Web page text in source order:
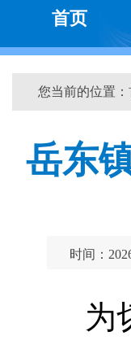
首页
您当前的位置：
岳东
时间：
为